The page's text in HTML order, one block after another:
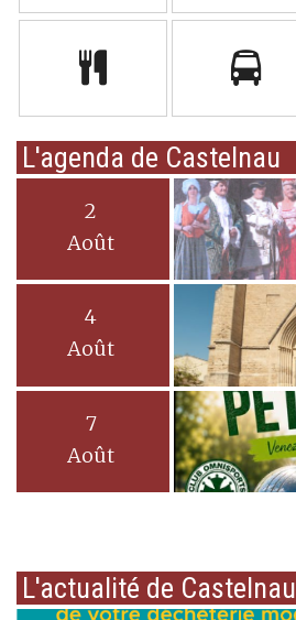
L'agenda de Castelnau
2
Août
4
Août
7
Août
L'actualité de Castelnau